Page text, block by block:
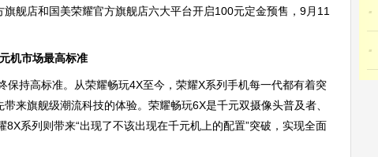
舰店和国美荣耀官方旗舰店六大平台开启100元定金预售，9月11
机市场最高标准
保持高标准。从荣耀畅玩4X至今，荣耀X系列手机每一代都有着突
来旗舰级潮流科技的体验。荣耀畅玩6X是千元双摄像头普及者、
系列则带来“出现了不该出现在千元机上的配置”突破，实现全面
·
·